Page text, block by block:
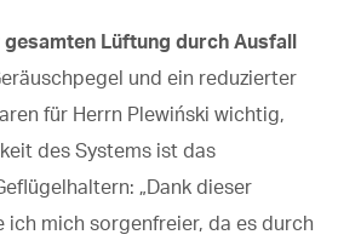
Lüftung durch Ausfall
und ein reduzierter
für Herrn Plewiński wichtig,
des Systems ist das
„Dank dieser
ich mich sorgenfreier, da es durch